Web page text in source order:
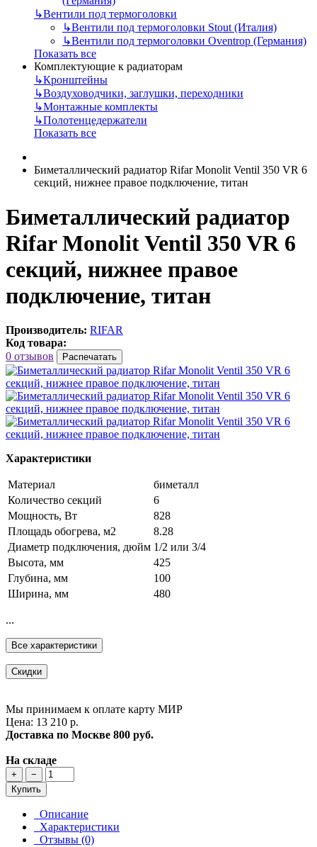
↳Вентили под термоголовки
↳Вентили под термоголовки Stout (Италия)
↳Вентили под термоголовки Oventrop (Германия)
Показать все
Комплектующие к радиаторам
↳Кронштейны
↳Воздуховодчики, заглушки, переходники
↳Монтажные комплекты
↳Полотенцедержатели
Показать все
Биметаллический радиатор Rifar Monolit Ventil 350 VR 6
секций, нижнее правое подключение, титан
Биметаллический радиатор
Rifar Monolit Ventil 350 VR 6
секций, нижнее правое
подключение, титан
Производитель: RIFAR
Код товара:
0 отзывов
Распечатать
Характеристики
Материал
биметалл
Количество секций
6
Мощность, Вт
828
Площадь обогрева, м2
8.28
Диаметр подключения, дюйм 1/2 или 3/4
Высота, мм
425
Глубина, мм
100
Ширина, мм
480
...
Все характеристики
Скидки
Мы принимаем к оплате карту МИР
Цена: 13 210 р.
Доставка по Москве 800 руб.
На складе
+
−
Купить
Описание
Характеристики
Отзывы (0)